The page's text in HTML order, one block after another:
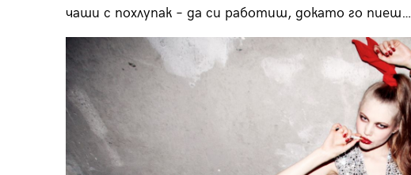
чаши с похлупак – да си работиш, докато го пиеш…